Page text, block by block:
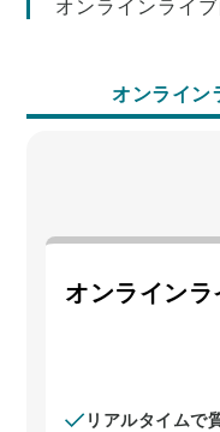
オンライン
オンラインラ
リアルタイムで